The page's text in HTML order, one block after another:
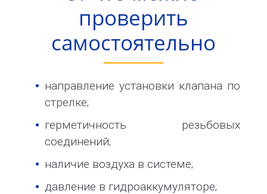
проверить
самостоятельно
направление установки клапана по
стрелке;
герметичность резьбовых
соединений;
наличие воздуха в системе;
давление в гидроаккумуляторе;